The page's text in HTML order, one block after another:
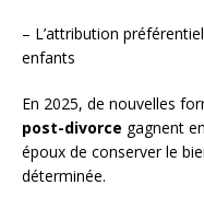
– L’attribution
enfants
En 2025, de nouvelles
post-divorce gagnent
époux de conserver le
déterminée.